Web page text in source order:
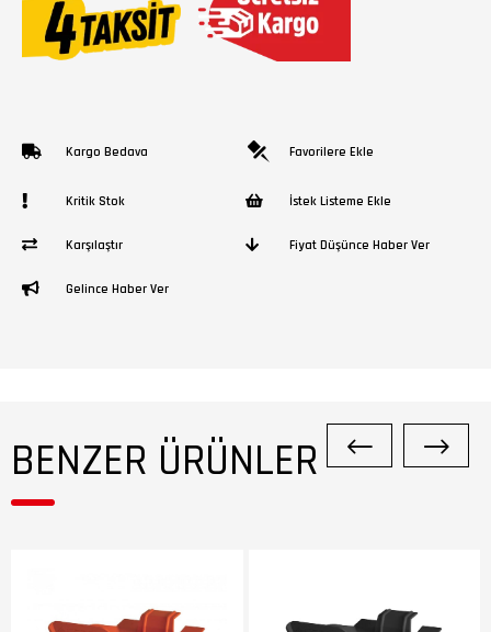
Kargo Bedava Favorilere Ekle
Kritik Stok İstek Listeme Ekle
Karşılaştır Fiyat Düşünce Haber Ver
Gelince Haber Ver
BENZER ÜRÜNLER